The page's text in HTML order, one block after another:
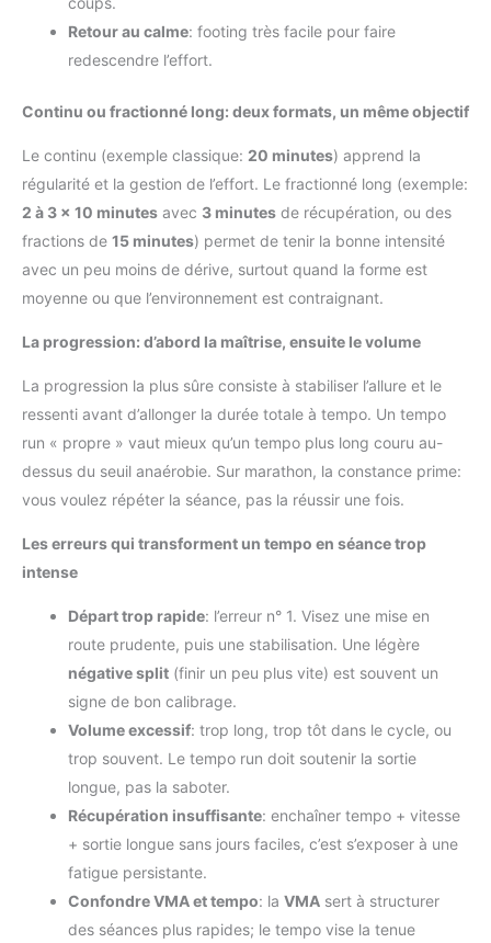
Retour au calme: footing très facile pour faire
redescendre l’effort.
Continu ou fractionné long: deux formats, un même objectif
Le continu (exemple classique: 20 minutes) apprend la
régularité et la gestion de l’effort. Le fractionné long (exemple:
2 à 3 × 10 minutes avec 3 minutes de récupération, ou des
fractions de 15 minutes) permet de tenir la bonne intensité
avec un peu moins de dérive, surtout quand la forme est
moyenne ou que l’environnement est contraignant.
La progression: d’abord la maîtrise, ensuite le volume
La progression la plus sûre consiste à stabiliser l’allure et le
ressenti avant d’allonger la durée totale à tempo. Un tempo
run « propre » vaut mieux qu’un tempo plus long couru au-
dessus du seuil anaérobie. Sur marathon, la constance prime:
vous voulez répéter la séance, pas la réussir une fois.
Les erreurs qui transforment un tempo en séance trop
intense
Départ trop rapide: l’erreur n° 1. Visez une mise en
route prudente, puis une stabilisation. Une légère
négative split (finir un peu plus vite) est souvent un
signe de bon calibrage.
Volume excessif: trop long, trop tôt dans le cycle, ou
trop souvent. Le tempo run doit soutenir la sortie
longue, pas la saboter.
Récupération insuffisante: enchaîner tempo + vitesse
+ sortie longue sans jours faciles, c’est s’exposer à une
fatigue persistante.
Confondre VMA et tempo: la VMA sert à structurer
des séances plus rapides; le tempo vise la tenue